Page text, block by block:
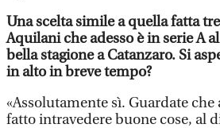
Una scelta simile a quella fatta
Aquilani che adesso è in serie A
bella stagione a Catanzaro. Si
in alto in breve tempo?
«Assolutamente sì. Guardate che
fatto intravedere buone cose, al